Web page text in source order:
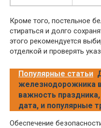
Кроме того, постельное
стираться и долго
этого рекомендуется
отделкой и проверять
Популярные статьи
железнодорожника
важность
дата, и популярные
Обеспечение